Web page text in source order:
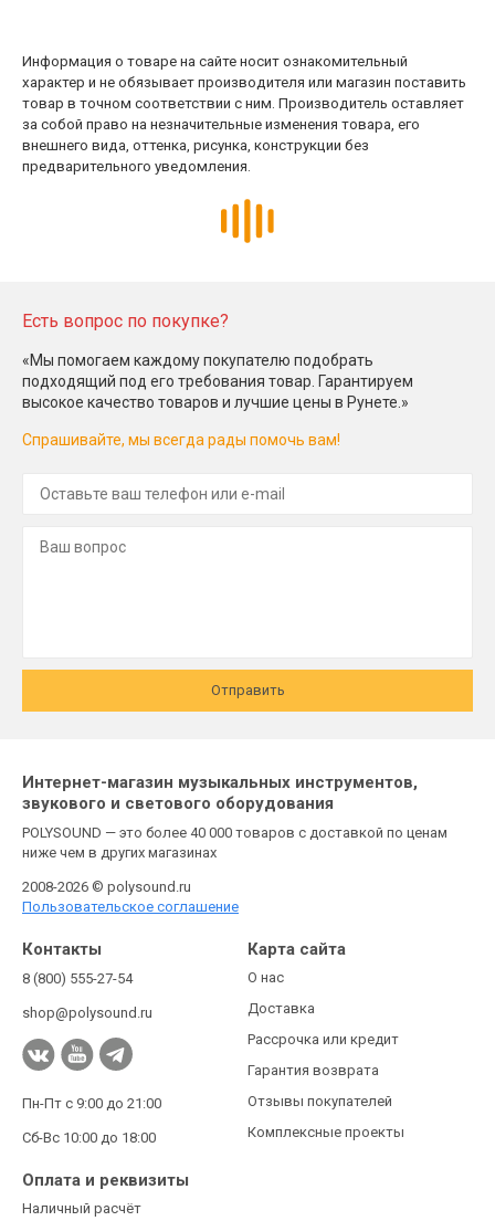
Информация о товаре на сайте носит ознакомительный
характер и не обязывает производителя или магазин поставить
товар в точном соответствии с ним. Производитель оставляет
за собой право на незначительные изменения товара, его
внешнего вида, оттенка, рисунка, конструкции без
предварительного уведомления.
Есть вопрос по покупке?
«Мы помогаем каждому покупателю подобрать
подходящий под его требования товар. Гарантируем
высокое качество товаров и лучшие цены в Рунете.»
Спрашивайте, мы всегда рады помочь вам!
Отправить
Интернет-магазин музыкальных инструментов,
звукового и светового оборудования
POLYSOUND — это более 40 000 товаров с доставкой по ценам
ниже чем в других магазинах
2008-2026 © polysound.ru
Пользовательское соглашение
Контакты
8 (800) 555-27-54
shop@polysound.ru
Пн-Пт с 9:00 до 21:00
Сб-Вс 10:00 до 18:00
Карта сайта
О нас
Доставка
Рассрочка или кредит
Гарантия возврата
Отзывы покупателей
Комплексные проекты
Оплата и реквизиты
Наличный расчёт